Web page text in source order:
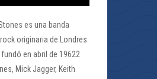
es una banda
originaria de Londres.
fundó en abril de 19622
Mick Jagger, Keith